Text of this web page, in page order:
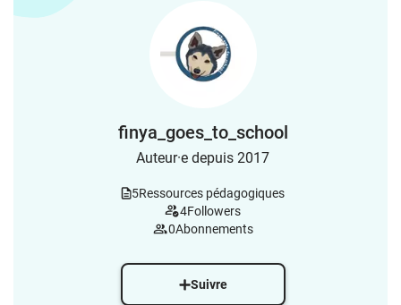
finya_goes_to_school
Auteur·e depuis 2017
5Ressources pédagogiques
4Followers
0Abonnements
Suivre